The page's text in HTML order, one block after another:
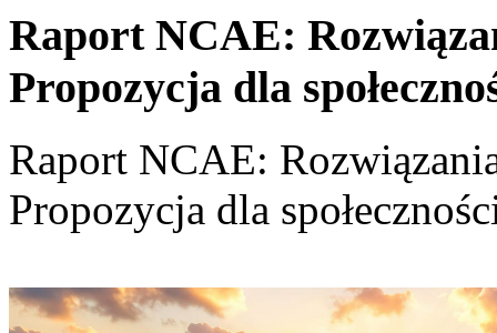
Raport NCAE:
Propozycja dla
Raport NCAE:
Propozycja dla